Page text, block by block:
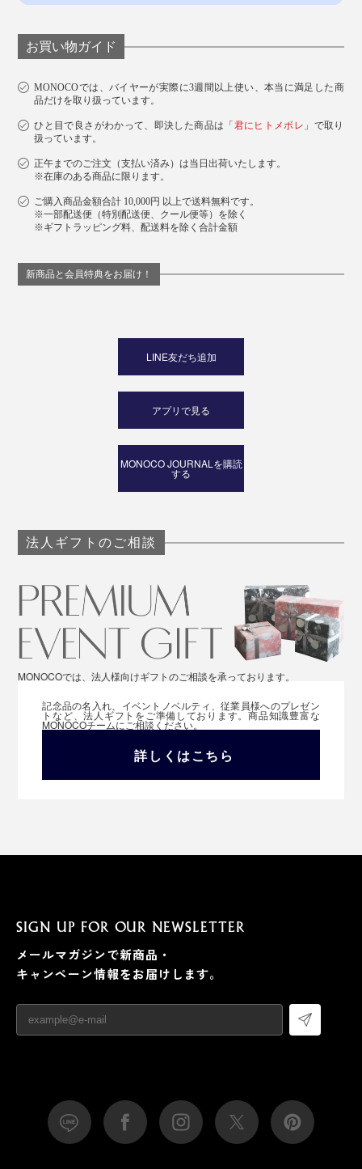
お買い物ガイド
MONOCOでは、バイヤーが実際に3週間以上使い、本当に満足した商
品だけを取り扱っています。
ひと目で良さがわかって、即決した商品は「 君にヒトメボレ 」で取り
扱っています。
正午までのご注文（支払い済み）は当日出荷いたします。
※在庫のある商品に限ります。
ご購入商品金額合計 10,000円 以上で送料無料です。
※一部配送便（特別配送便、クール便等）を除く
※ギフトラッピング料、配送料を除く合計金額
新商品と会員特典をお届け！
LINE友だち追加
アプリで見る
MONOCO JOURNALを購読
する
法人ギフトのご相談
MONOCOでは、法人様向けギフトのご相談を承っております。
記念品の名入れ、イベントノベルティ、従業員様へのプレゼン
トなど、法人ギフトをご準備しております。商品知識豊富な
MONOCOチームにご相談ください。
詳しくはこちら
SIGN UP FOR OUR NEWSLETTER
メールマガジンで新商品・
キャンペーン情報をお届けします。